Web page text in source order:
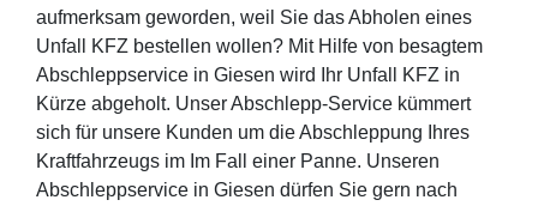
aufmerksam geworden, weil Sie das Abholen eines
Unfall KFZ bestellen wollen? Mit Hilfe von besagtem
Abschleppservice in Giesen wird Ihr Unfall KFZ in
Kürze abgeholt. Unser Abschlepp-Service kümmert
sich für unsere Kunden um die Abschleppung Ihres
Kraftfahrzeugs im Im Fall einer Panne. Unseren
Abschleppservice in Giesen dürfen Sie gern nach